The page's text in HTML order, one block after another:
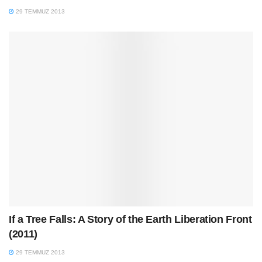
29 TEMMUZ 2013
If a Tree Falls: A Story of the Earth Liberation Front
(2011)
29 TEMMUZ 2013